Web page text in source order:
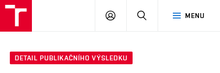
MENU
PŘIHLÁSIT
DETAIL PUBLIKAČNÍHO VÝSLEDKU